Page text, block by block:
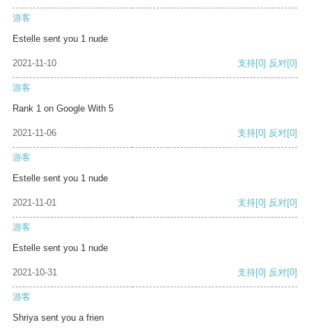
游客
Estelle sent you 1 nude
2021-11-10 支持[0] 反对[0]
游客
Rank 1 on Google With 5
2021-11-06 支持[0] 反对[0]
游客
Estelle sent you 1 nude
2021-11-01 支持[0] 反对[0]
游客
Estelle sent you 1 nude
2021-10-31 支持[0] 反对[0]
游客
Shriya sent you a frien